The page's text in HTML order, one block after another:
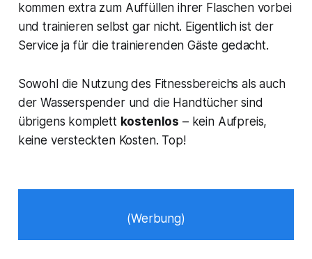
kommen extra zum Auffüllen ihrer Flaschen vorbei
und trainieren selbst gar nicht. Eigentlich ist der
Service ja für die trainierenden Gäste gedacht.
Sowohl die Nutzung des Fitnessbereichs als auch
der Wasserspender und die Handtücher sind
übrigens komplett kostenlos – kein Aufpreis,
keine versteckten Kosten. Top!
(Werbung)